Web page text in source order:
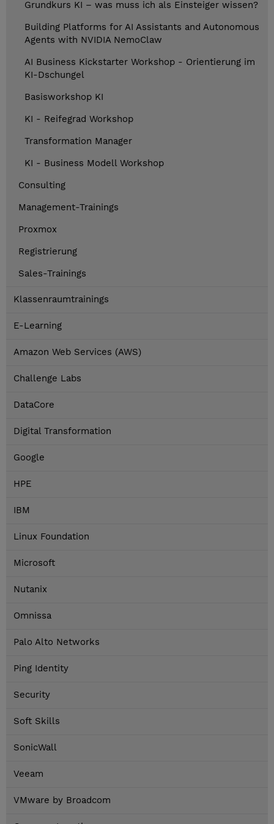
Grundkurs KI – was muss ich als Einsteiger wissen?
Building Platforms for AI Assistants and Autonomous
Agents with NVIDIA NemoClaw
AI Business Kickstarter Workshop - Orientierung im
KI-Dschungel
Basisworkshop KI
KI - Reifegrad Workshop
Transformation Manager
KI - Business Modell Workshop
Consulting
Management-Trainings
Proxmox
Registrierung
Sales-Trainings
Klassenraumtrainings
E-Learning
Amazon Web Services (AWS)
Challenge Labs
DataCore
Digital Transformation
Google
HPE
IBM
Linux Foundation
Microsoft
Nutanix
Omnissa
Palo Alto Networks
Ping Identity
Security
Soft Skills
SonicWall
Veeam
VMware by Broadcom